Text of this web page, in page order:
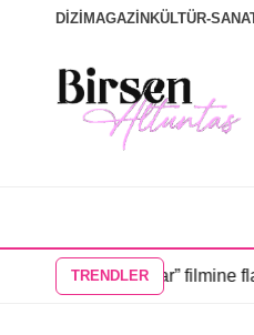
DİZİ MAGAZİN KÜLTÜR-
TRENDLER
İnsanlar” filmine flaş